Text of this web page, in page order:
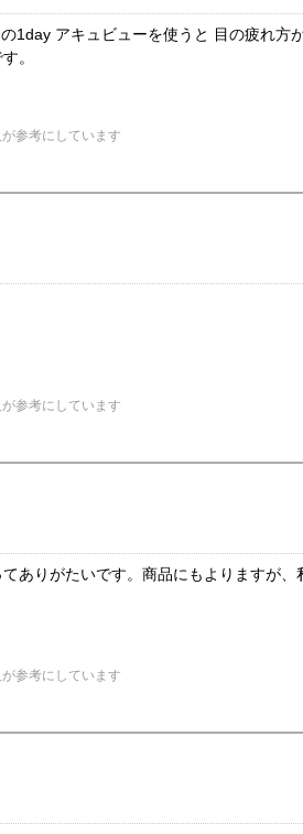
1day アキュビューを使うと 目の疲れ方
。
が参考にしています
が参考にしています
ありがたいです。商品にもよりますが、
が参考にしています